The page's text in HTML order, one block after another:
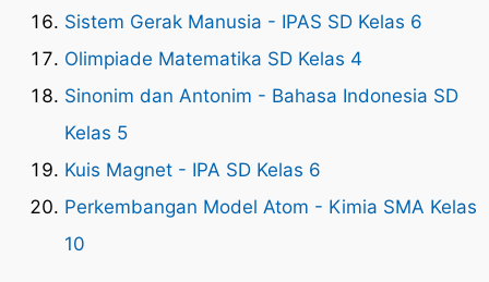
Sistem Gerak Manusia - IPAS SD Kelas 6
Olimpiade Matematika SD Kelas 4
Sinonim dan Antonim - Bahasa Indonesia SD
Kelas 5
Kuis Magnet - IPA SD Kelas 6
Perkembangan Model Atom - Kimia SMA Kelas
10